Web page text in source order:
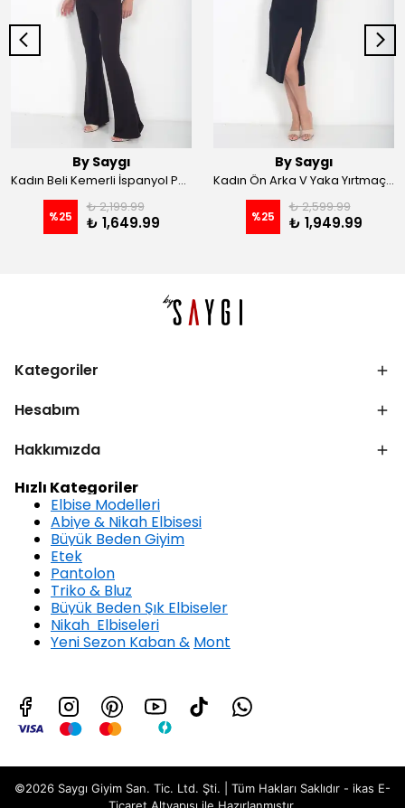
By Saygı
Kadın Beli Kemerli İspanyol Paça Likralı Krep Pantolon - Kahve
%25
₺ 2,199.99
₺ 1,649.99
By Saygı
Kadın Ön Arka V Yaka Yırtmaçlı Likralı Scuba Midi Elbise - Siyah
%25
₺ 2,599.99
₺ 1,949.99
Kategoriler
Hesabım
Hakkımızda
Hızlı Kategoriler
Elbise Modelleri
Abiye & Nikah Elbisesi
Büyük Beden Giyim
Etek
Pantolon
Triko & Bluz
Büyük Beden Şık Elbiseler
Nikah Elbiseleri
Yeni Sezon Kaban & Mont
©2026 Saygı Giyim San. Tic. Ltd. Şti. | Tüm Hakları Saklıdır - ikas E-